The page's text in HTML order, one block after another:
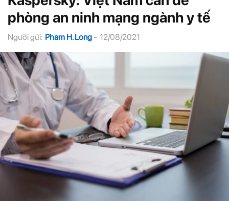
phòng an ninh mạng ngành y tế
Người gửi: Pham H. Long - 12/08/2021